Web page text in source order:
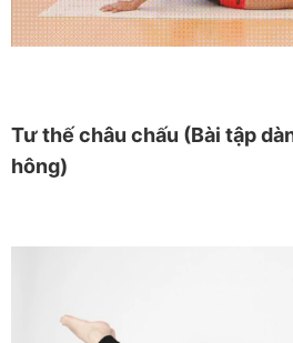
Tư thế châu chấu (Bài tập
hông)